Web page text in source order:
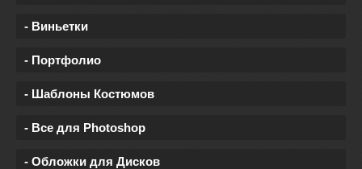
- Виньетки
- Портфолио
- Шаблоны Костюмов
- Все для Photoshop
- Обложки для Дисков